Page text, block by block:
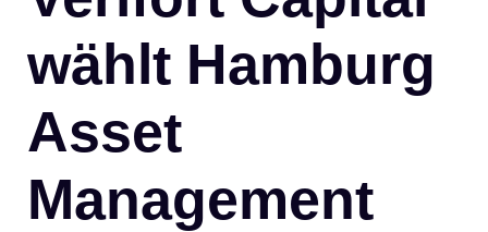
wählt Hamburg
Asset
Management